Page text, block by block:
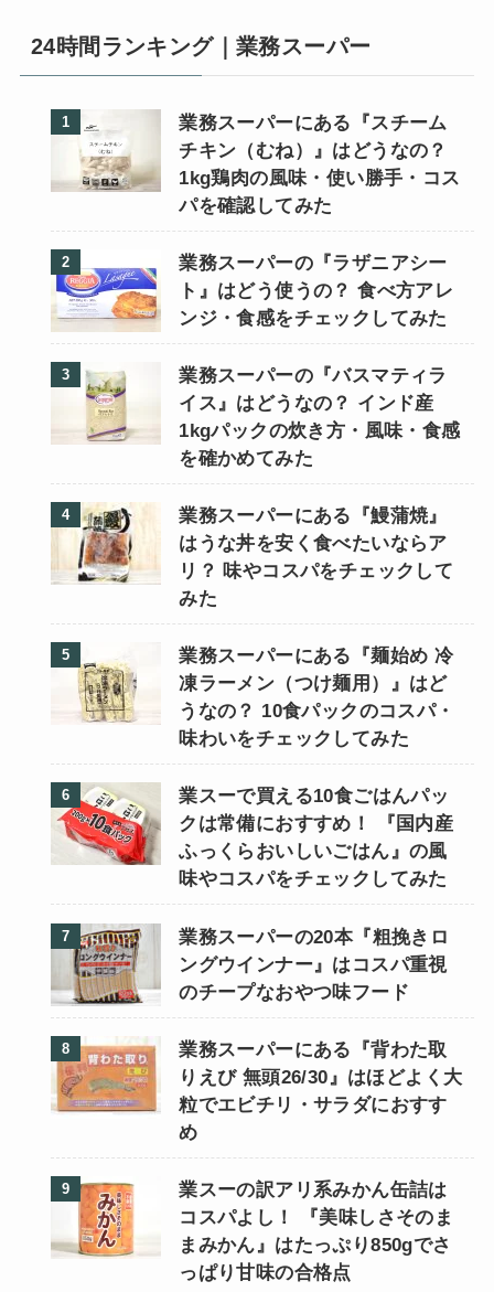
24時間ランキング｜業務スーパー
業務スーパーにある『スチーム
チキン（むね）』はどうなの？
1kg鶏肉の風味・使い勝手・コス
パを確認してみた
業務スーパーの『ラザニアシー
ト』はどう使うの？ 食べ方アレ
ンジ・食感をチェックしてみた
業務スーパーの『バスマティラ
イス』はどうなの？ インド産
1kgパックの炊き方・風味・食感
を確かめてみた
業務スーパーにある『鰻蒲焼』
はうな丼を安く食べたいならア
リ？ 味やコスパをチェックして
みた
業務スーパーにある『麺始め 冷
凍ラーメン（つけ麺用）』はど
うなの？ 10食パックのコスパ・
味わいをチェックしてみた
業スーで買える10食ごはんパッ
クは常備におすすめ！ 『国内産
ふっくらおいしいごはん』の風
味やコスパをチェックしてみた
業務スーパーの20本『粗挽きロ
ングウインナー』はコスパ重視
のチープなおやつ味フード
業務スーパーにある『背わた取
りえび 無頭26/30』はほどよく大
粒でエビチリ・サラダにおすす
め
業スーの訳アリ系みかん缶詰は
コスパよし！ 『美味しさそのま
まみかん』はたっぷり850gでさ
っぱり甘味の合格点